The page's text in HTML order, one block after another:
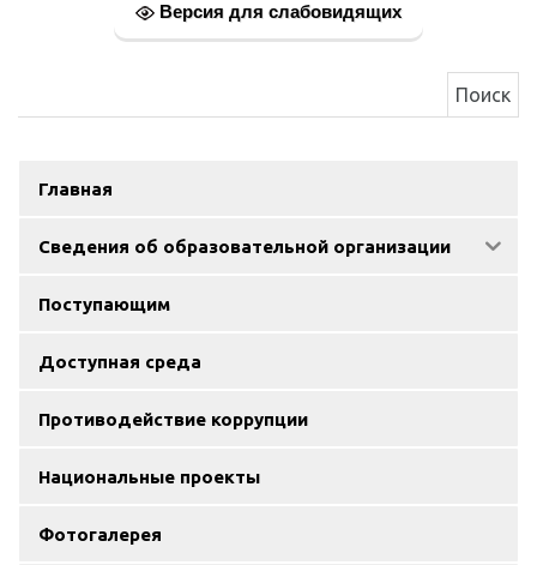
Версия для слабовидящих
Главная
Сведения об образовательной организации
Поступающим
Доступная среда
Противодействие коррупции
Национальные проекты
Фотогалерея